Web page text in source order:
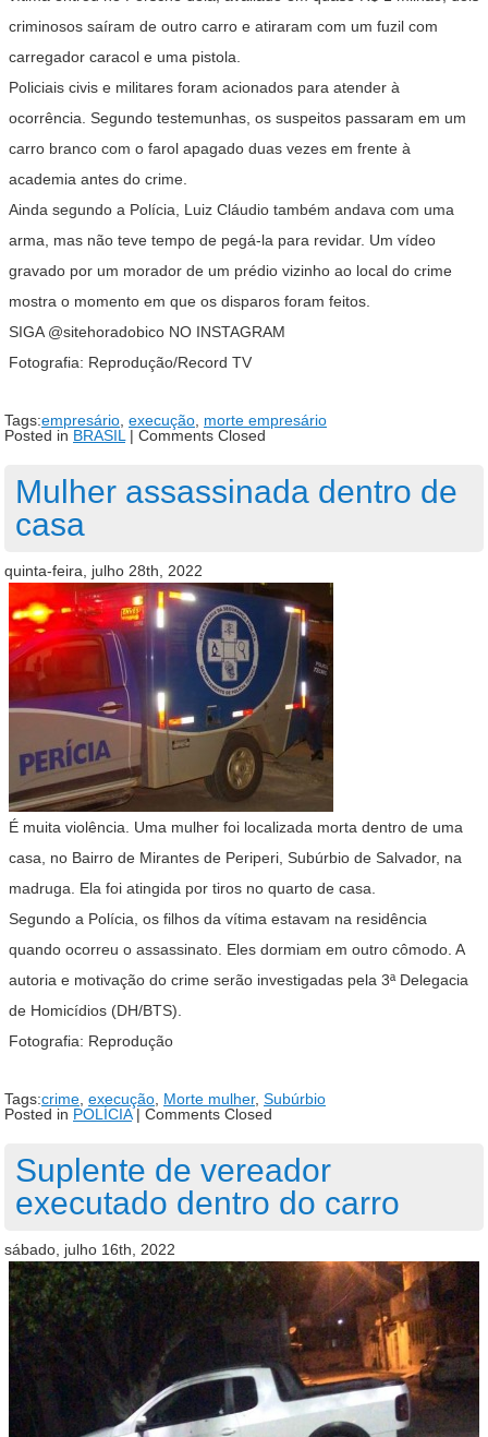
criminosos saíram de outro carro e atiraram com um fuzil com
carregador caracol e uma pistola.
Policiais civis e militares foram acionados para atender à
ocorrência. Segundo testemunhas, os suspeitos passaram em um
carro branco com o farol apagado duas vezes em frente à
academia antes do crime.
Ainda segundo a Polícia, Luiz Cláudio também andava com uma
arma, mas não teve tempo de pegá-la para revidar. Um vídeo
gravado por um morador de um prédio vizinho ao local do crime
mostra o momento em que os disparos foram feitos.
SIGA @sitehoradobico NO INSTAGRAM
Fotografia: Reprodução/Record TV
Tags:empresário, execução, morte empresário
Posted in BRASIL| Comments Closed
Mulher assassinada dentro de
casa
quinta-feira, julho 28th, 2022
É muita violência. Uma mulher foi localizada morta dentro de uma
casa, no Bairro de Mirantes de Periperi, Subúrbio de Salvador, na
madruga. Ela foi atingida por tiros no quarto de casa.
Segundo a Polícia, os filhos da vítima estavam na residência
quando ocorreu o assassinato. Eles dormiam em outro cômodo. A
autoria e motivação do crime serão investigadas pela 3ª Delegacia
de Homicídios (DH/BTS).
Fotografia: Reprodução
Tags:crime, execução, Morte mulher, Subúrbio
Posted in POLÍCIA| Comments Closed
Suplente de vereador
executado dentro do carro
sábado, julho 16th, 2022